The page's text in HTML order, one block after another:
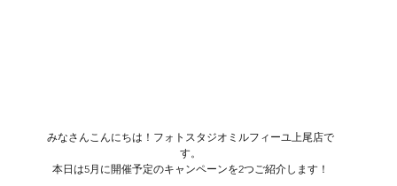
みなさんこんにちは！フォトスタジオミルフィーユ上尾店で
す。
本日は5月に開催予定のキャンペーンを2つご紹介します！